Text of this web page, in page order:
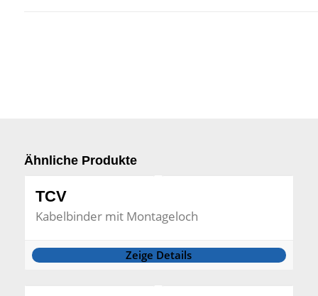
Ähnliche Produkte
TCV
Kabelbinder mit Montageloch
Zeige Details